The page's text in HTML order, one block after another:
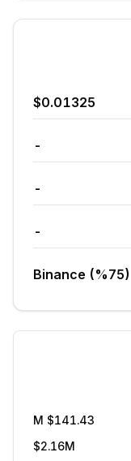
$0.01325
-
-
-
Binance (%75)
$141.43 M
$2.16M